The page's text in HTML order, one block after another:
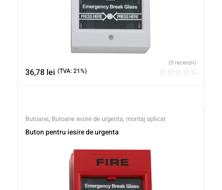
36,78 lei (TVA: 21%)
(0 recenzii)
Butoane, Butoane iesire de urgenta, montaj aplicat
Buton pentru iesire de urgenta